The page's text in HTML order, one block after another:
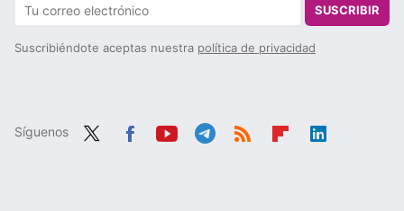
SUSCRIBIR
Suscribiéndote aceptas nuestra política de privacidad
Síguenos